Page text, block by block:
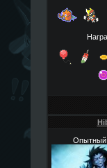
Опытный